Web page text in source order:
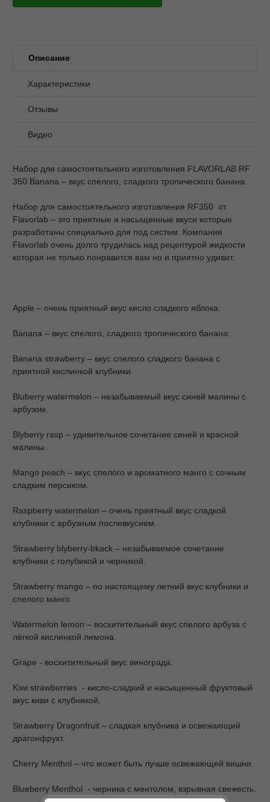
Описание
Характеристики
Отзывы
Видео
Набор для самостоятельного изготовления FLAVORLAB RF
350 Banana – вкус спелого, сладкого тропического банана.
Набор для самостоятельного изготовления RF350 от
Flavorlab – это приятные и насыщенные вкуси которые
разработаны специально для под систем. Компания
Flavorlab очень долго трудилась над рецептурой жидкости
которая не только понравится вам но и приятно удивит.
Apple – очень приятный вкус кисло сладкого яблока.
Banana – вкус спелого, сладкого тропического банана.
Banana strawberry – вкус спелого сладкого банана с
приятной кислинкой клубники.
Bluberry watermelon – незабываемый вкус синей малины с
арбузом.
Blyberry rasp – удивительное сочетание синей и красной
малины.
Mango peach – вкус спелого и ароматного манго с сочным
сладким персиком.
Raspberry watermelon – очень приятный вкус сладкой
клубники с арбузным послевкусием.
Strawberry blyberry-bkack – незабываемое сочетание
клубники с голубикой и черникой.
Strawberry mango – по настоящему летний вкус клубники и
спелого манго.
Watermelon lemon – восхитительный вкус спелого арбуза с
лёгкой кислинкой лимона.
Grape - восхитительный вкус винограда.
Kiwi strawberries - кисло-сладкий и насыщенный фруктовый
вкус киви с клубникой.
Strawberry Dragonfruit – сладкая клубника и освежающий
драгонфрукт.
Cherry Menthol – что может быть лучше освежающей вишни.
Blueberry Menthol - черника с ментолом, взрывная свежесть.